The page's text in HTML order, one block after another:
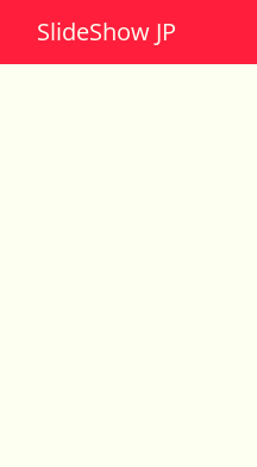
SlideShow JP